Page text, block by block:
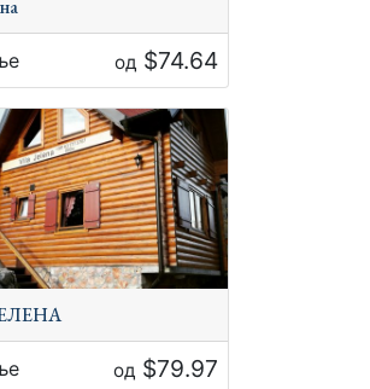
од $74.64
од $79.97